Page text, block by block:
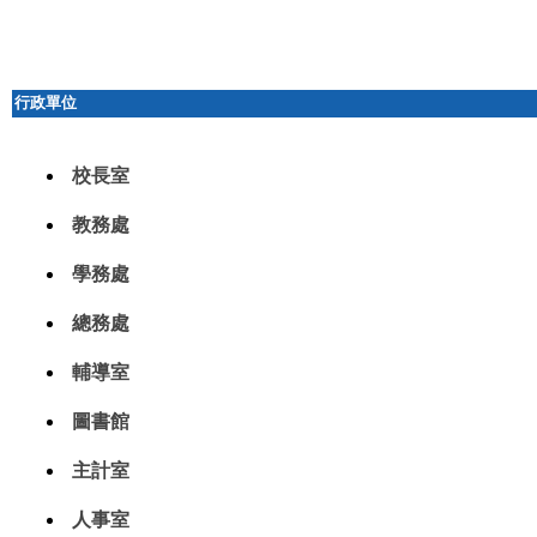
行政單位
校長室
教務處
學務處
總務處
輔導室
圖書館
主計室
人事室